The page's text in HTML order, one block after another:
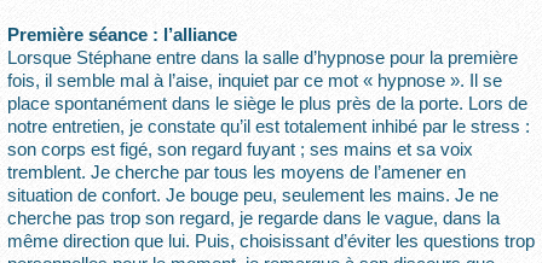
Première séance : l’alliance
Lorsque Stéphane entre dans la salle d’hypnose pour la première
fois, il semble mal à l’aise, inquiet par ce mot « hypnose ». Il se
place spontanément dans le siège le plus près de la porte. Lors de
notre entretien, je constate qu’il est totalement inhibé par le stress :
son corps est figé, son regard fuyant ; ses mains et sa voix
tremblent. Je cherche par tous les moyens de l’amener en
situation de confort. Je bouge peu, seulement les mains. Je ne
cherche pas trop son regard, je regarde dans le vague, dans la
même direction que lui. Puis, choisissant d’éviter les questions trop